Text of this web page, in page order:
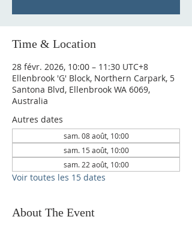
Time & Location
28 févr. 2026, 10:00 – 11:30 UTC+8
Ellenbrook 'G' Block, Northern Carpark, 5
Santona Blvd, Ellenbrook WA 6069,
Australia
Autres dates
sam. 08 août, 10:00
sam. 15 août, 10:00
sam. 22 août, 10:00
Voir toutes les 15 dates
About The Event